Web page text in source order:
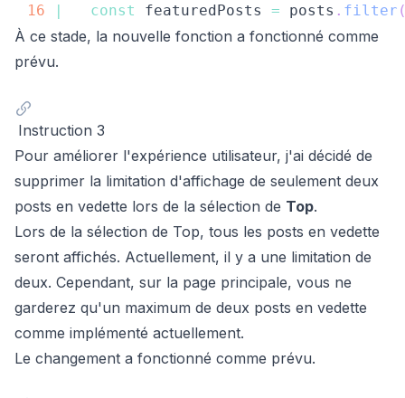
16
| const featuredPosts = posts . filter
À ce stade, la nouvelle fonction a fonctionné comme
prévu.
Instruction 3
Pour améliorer l'expérience utilisateur, j'ai décidé de
supprimer la limitation d'affichage de seulement deux
posts en vedette lors de la sélection de Top.
Lors de la sélection de Top, tous les posts en vedette
seront affichés. Actuellement, il y a une limitation de
deux. Cependant, sur la page principale, vous ne
garderez qu'un maximum de deux posts en vedette
comme implémenté actuellement.
Le changement a fonctionné comme prévu.